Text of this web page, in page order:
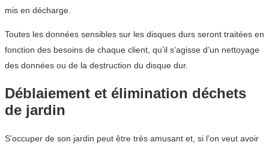
mis en décharge.
Toutes les données sensibles sur les disques durs seront traitées en
fonction des besoins de chaque client, qu’il s’agisse d’un nettoyage
des données ou de la destruction du disque dur.
Déblaiement et élimination déchets
de jardin
S’occuper de son jardin peut être très amusant et, si l’on veut avoir